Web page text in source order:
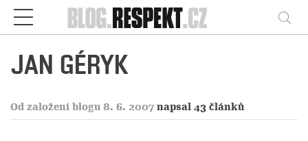
Respekt
JAN GÉRYK
Od založení blogu 8. 6. 2007 napsal 43 článků